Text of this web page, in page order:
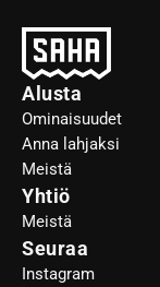
Alusta
Ominaisuudet
Anna lahjaksi
Meistä
Yhtiö
Meistä
Seuraa
Instagram